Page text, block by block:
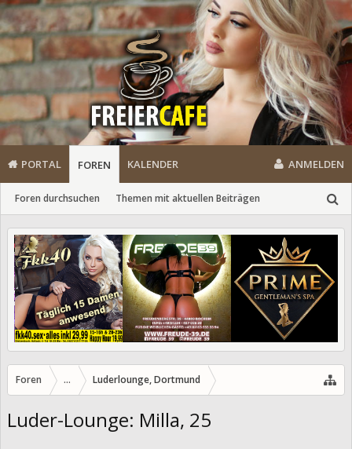
PORTAL FOREN
Foren durchsuchen Themen mit aktuellen Beiträgen
KALENDER ANMELDEN
Foren ... Luderlounge, Dortmund
Luder-Lounge: Milla, 25